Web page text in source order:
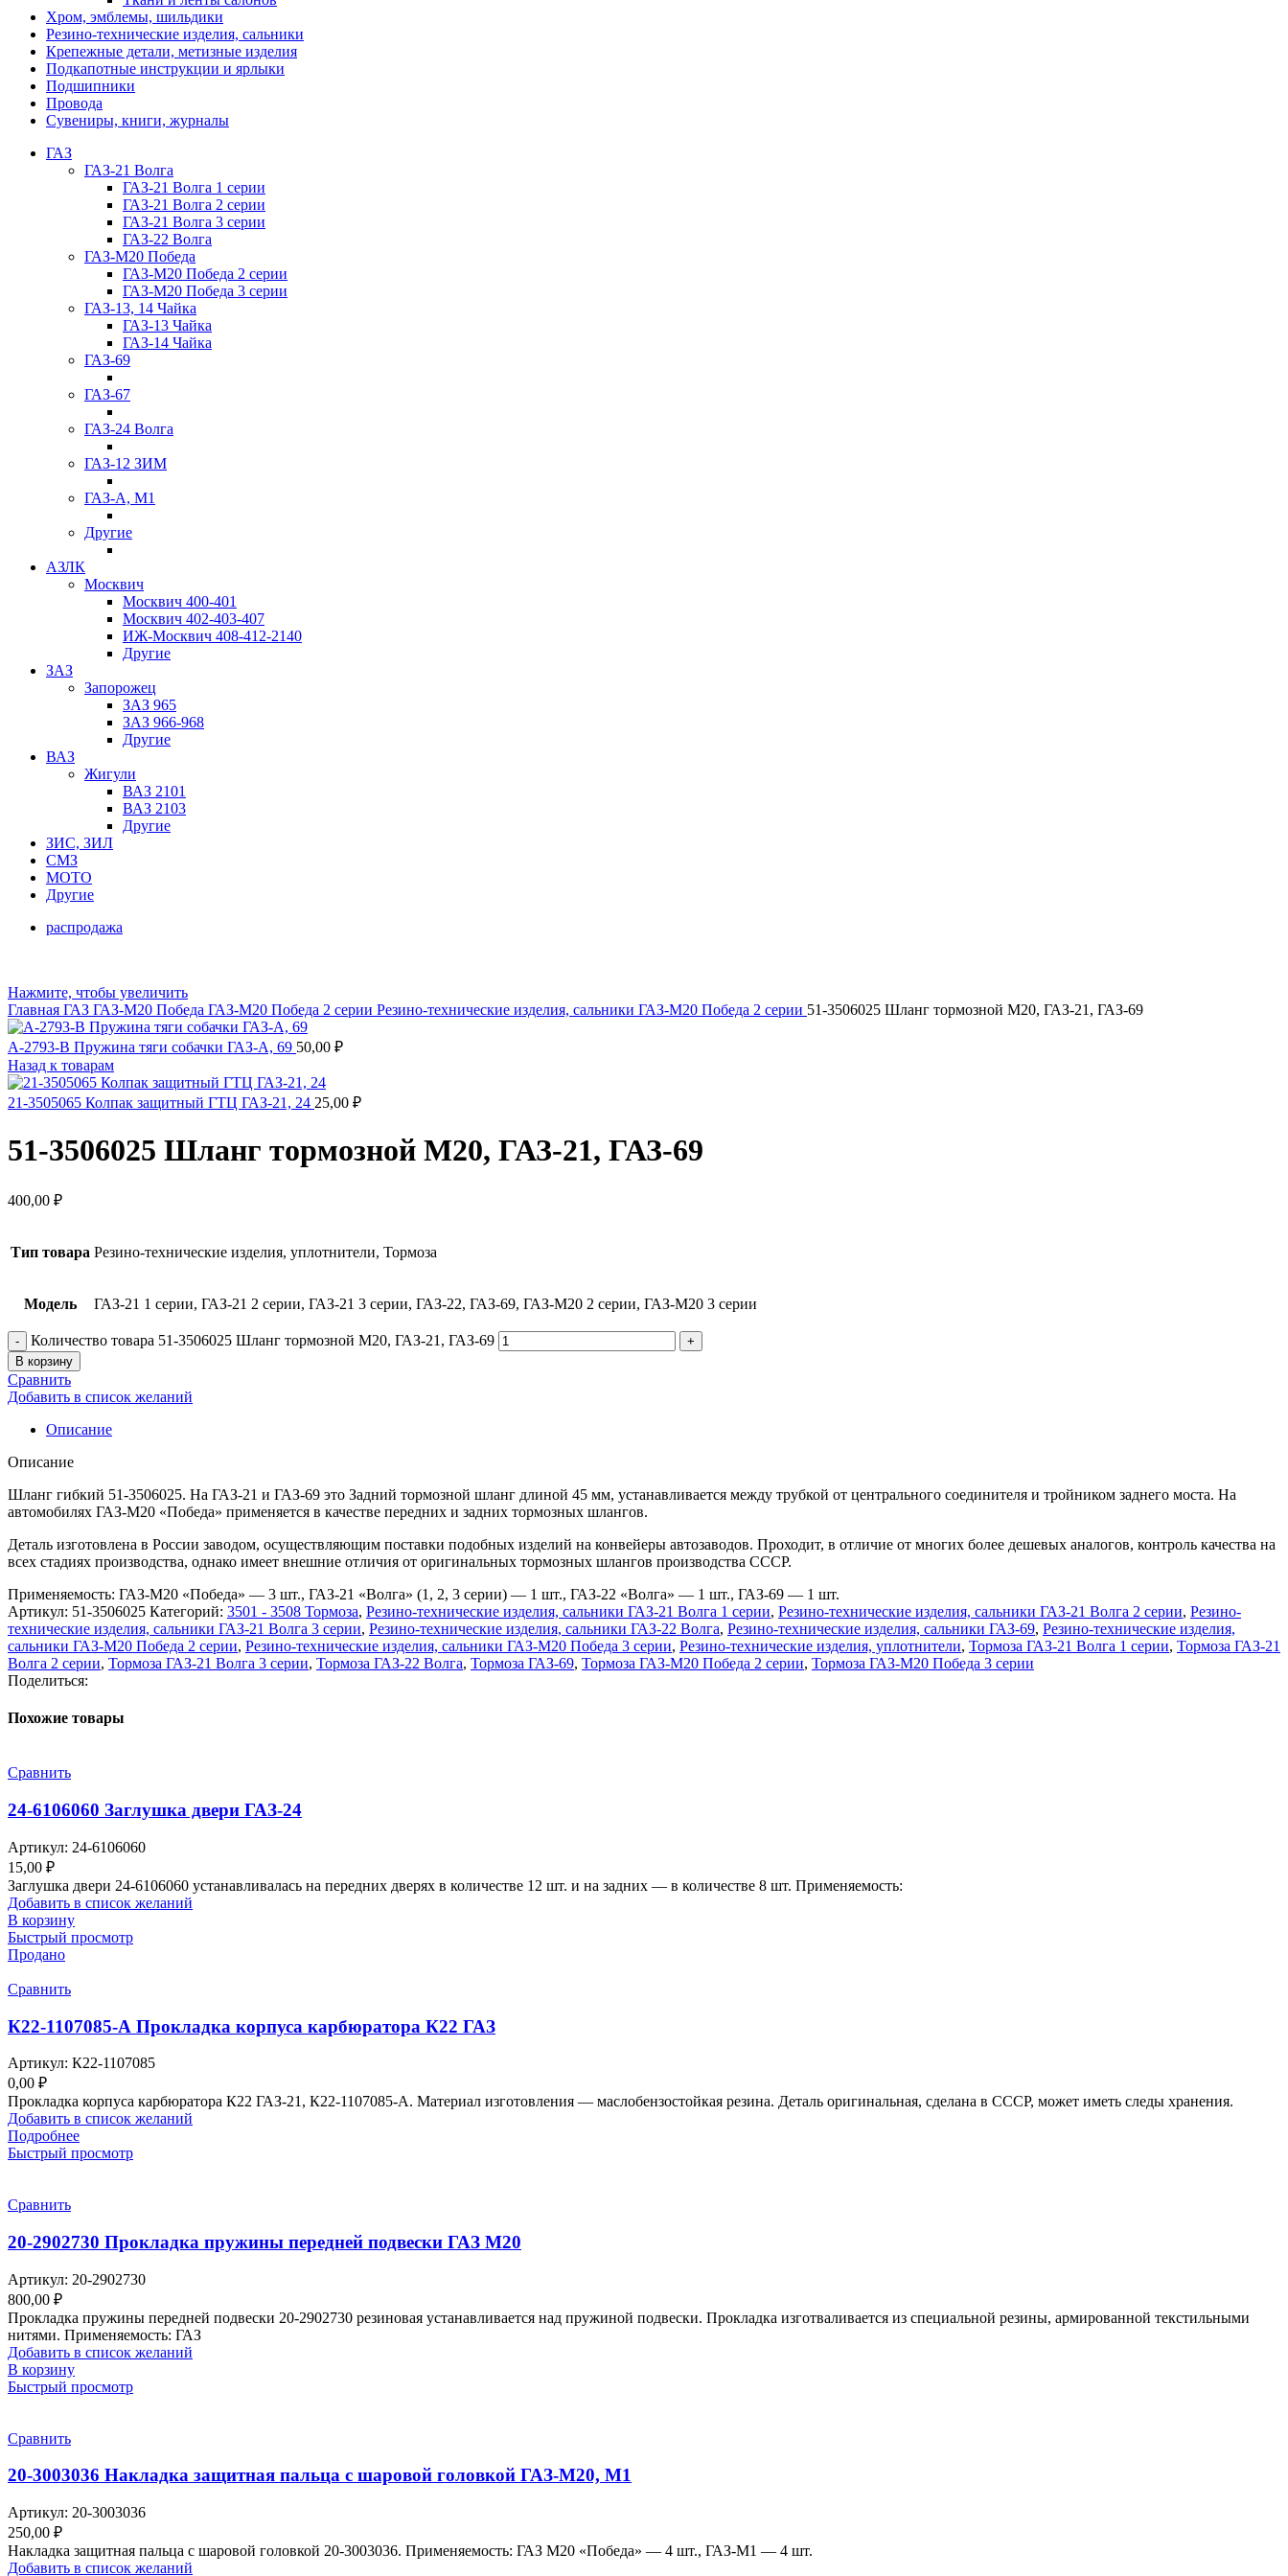
Хром, эмблемы, шильдики
Резино-технические изделия, сальники
Крепежные детали, метизные изделия
Подкапотные инструкции и ярлыки
Подшипники
Провода
Сувениры, книги, журналы
ГАЗ
ГАЗ-21 Волга
ГАЗ-21 Волга 1 серии
ГАЗ-21 Волга 2 серии
ГАЗ-21 Волга 3 серии
ГАЗ-22 Волга
ГАЗ-М20 Победа
ГАЗ-М20 Победа 2 серии
ГАЗ-М20 Победа 3 серии
ГАЗ-13, 14 Чайка
ГАЗ-13 Чайка
ГАЗ-14 Чайка
ГАЗ-69
ГАЗ-67
ГАЗ-24 Волга
ГАЗ-12 ЗИМ
ГАЗ-А, М1
Другие
АЗЛК
Москвич
Москвич 400-401
Москвич 402-403-407
ИЖ-Москвич 408-412-2140
Другие
ЗАЗ
Запорожец
ЗАЗ 965
ЗАЗ 966-968
Другие
ВАЗ
Жигули
ВАЗ 2101
ВАЗ 2103
Другие
ЗИС, ЗИЛ
СМЗ
МОТО
Другие
распродажа
Нажмите, чтобы увеличить
Главная ГАЗ ГАЗ-М20 Победа ГАЗ-М20 Победа 2 серии Резино-технические изделия, сальники ГАЗ-М20 Победа 2 серии 51-3506025 Шланг тормозной М20, ГАЗ-21, ГАЗ-69
А-2793-В Пружина тяги собачки ГАЗ-А, 69 50,00 ₽
Назад к товарам
21-3505065 Колпак защитный ГТЦ ГАЗ-21, 24 25,00 ₽
51-3506025 Шланг тормозной М20, ГАЗ-21, ГАЗ-69
400,00 ₽
Тип товара Резино-технические изделия, уплотнители, Тормоза
Модель ГАЗ-21 1 серии, ГАЗ-21 2 серии, ГАЗ-21 3 серии, ГАЗ-22, ГАЗ-69, ГАЗ-М20 2 серии, ГАЗ-М20 3 серии
Количество товара 51-3506025 Шланг тормозной М20, ГАЗ-21, ГАЗ-69
В корзину
Сравнить
Добавить в список желаний
Описание
Описание
Шланг гибкий 51-3506025. На ГАЗ-21 и ГАЗ-69 это Задний тормозной шланг длиной 45 мм, устанавливается между трубкой от центрального соединителя и тройником заднего моста. На
автомобилях ГАЗ-М20 «Победа» применяется в качестве передних и задних тормозных шлангов.
Деталь изготовлена в России заводом, осуществляющим поставки подобных изделий на конвейеры автозаводов. Проходит, в отличие от многих более дешевых аналогов, контроль качества на
всех стадиях производства, однако имеет внешние отличия от оригинальных тормозных шлангов производства СССР.
Применяемость: ГАЗ-М20 «Победа» — 3 шт., ГАЗ-21 «Волга» (1, 2, 3 серии) — 1 шт., ГАЗ-22 «Волга» — 1 шт., ГАЗ-69 — 1 шт.
Артикул: 51-3506025 Категорий: 3501 - 3508 Тормоза, Резино-технические изделия, сальники ГАЗ-21 Волга 1 серии, Резино-технические изделия, сальники ГАЗ-21 Волга 2 серии, Резино-
технические изделия, сальники ГАЗ-21 Волга 3 серии, Резино-технические изделия, сальники ГАЗ-22 Волга, Резино-технические изделия, сальники ГАЗ-69, Резино-технические изделия,
сальники ГАЗ-М20 Победа 2 серии, Резино-технические изделия, сальники ГАЗ-М20 Победа 3 серии, Резино-технические изделия, уплотнители, Тормоза ГАЗ-21 Волга 1 серии, Тормоза ГАЗ-21
Волга 2 серии, Тормоза ГАЗ-21 Волга 3 серии, Тормоза ГАЗ-22 Волга, Тормоза ГАЗ-69, Тормоза ГАЗ-М20 Победа 2 серии, Тормоза ГАЗ-М20 Победа 3 серии
Поделиться:
Похожие товары
Сравнить
24-6106060 Заглушка двери ГАЗ-24
Артикул: 24-6106060
15,00 ₽
Заглушка двери 24-6106060 устанавливалась на передних дверях в количестве 12 шт. и на задних — в количестве 8 шт. Применяемость:
Добавить в список желаний
В корзину
Быстрый просмотр
Продано
Сравнить
К22-1107085-А Прокладка корпуса карбюратора К22 ГАЗ
Артикул: К22-1107085
0,00 ₽
Прокладка корпуса карбюратора К22 ГАЗ-21, К22-1107085-А. Материал изготовления — маслобензостойкая резина. Деталь оригинальная, сделана в СССР, может иметь следы хранения.
Добавить в список желаний
Подробнее
Быстрый просмотр
Сравнить
20-2902730 Прокладка пружины передней подвески ГАЗ М20
Артикул: 20-2902730
800,00 ₽
Прокладка пружины передней подвески 20-2902730 резиновая устанавливается над пружиной подвески. Прокладка изготваливается из специальной резины, армированной текстильными
нитями. Применяемость: ГАЗ
Добавить в список желаний
В корзину
Быстрый просмотр
Сравнить
20-3003036 Накладка защитная пальца с шаровой головкой ГАЗ-М20, М1
Артикул: 20-3003036
250,00 ₽
Накладка защитная пальца с шаровой головкой 20-3003036. Применяемость: ГАЗ М20 «Победа» — 4 шт., ГАЗ-М1 — 4 шт.
Добавить в список желаний